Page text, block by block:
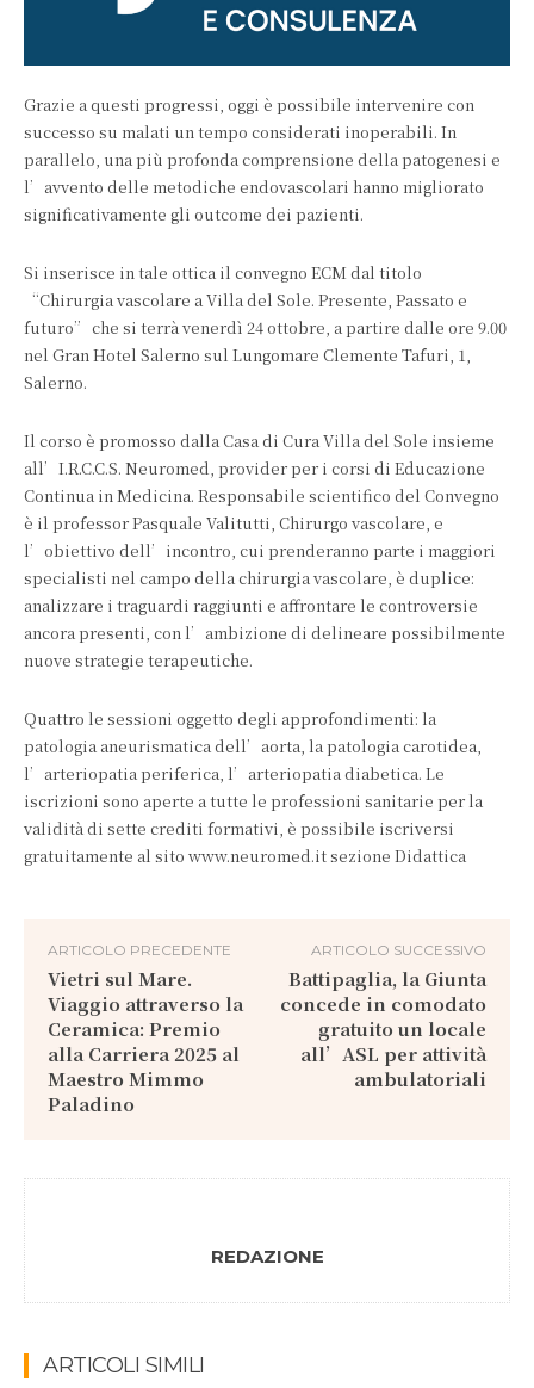
Grazie a questi progressi, oggi è possibile intervenire con
successo su malati un tempo considerati inoperabili. In
parallelo, una più profonda comprensione della patogenesi e
l’avvento delle metodiche endovascolari hanno migliorato
significativamente gli outcome dei pazienti.
Si inserisce in tale ottica il convegno ECM dal titolo
“Chirurgia vascolare a Villa del Sole. Presente, Passato e
futuro” che si terrà venerdì 24 ottobre, a partire dalle ore 9.00
nel Gran Hotel Salerno sul Lungomare Clemente Tafuri, 1,
Salerno.
Il corso è promosso dalla Casa di Cura Villa del Sole insieme
all’I.R.C.C.S. Neuromed, provider per i corsi di Educazione
Continua in Medicina. Responsabile scientifico del Convegno
è il professor Pasquale Valitutti, Chirurgo vascolare, e
l’obiettivo dell’incontro, cui prenderanno parte i maggiori
specialisti nel campo della chirurgia vascolare, è duplice:
analizzare i traguardi raggiunti e affrontare le controversie
ancora presenti, con l’ambizione di delineare possibilmente
nuove strategie terapeutiche.
Quattro le sessioni oggetto degli approfondimenti: la
patologia aneurismatica dell’aorta, la patologia carotidea,
l’arteriopatia periferica, l’arteriopatia diabetica. Le
iscrizioni sono aperte a tutte le professioni sanitarie per la
validità di sette crediti formativi, è possibile iscriversi
gratuitamente al sito www.neuromed.it sezione Didattica
ARTICOLO PRECEDENTE
Vietri sul Mare.
Viaggio attraverso la
Ceramica: Premio
alla Carriera 2025 al
Maestro Mimmo
Paladino
ARTICOLO SUCCESSIVO
Battipaglia, la Giunta
concede in comodato
gratuito un locale
all’ASL per attività
ambulatoriali
REDAZIONE
ARTICOLI SIMILI